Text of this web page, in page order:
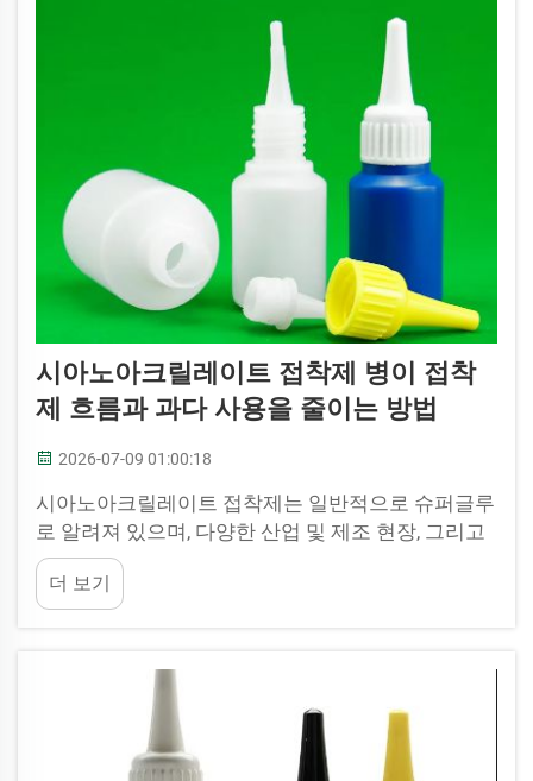
시아노아크릴레이트 접착제 병이 접착
제 흐름과 과다 사용을 줄이는 방법
2026-07-09 01:00:18
시아노아크릴레이트 접착제는 일반적으로 슈퍼글루
로 알려져 있으며, 다양한 산업 및 제조 현장, 그리고
DIY 용도에서 필수적인 제품입니다. 그러나 부적절
한 분사 방식은 불필요한 흐름, 접착제 낭비, 그리고
운영 비용 증가를 초래할 수 있습니다. JB BOTTL...
더 보기